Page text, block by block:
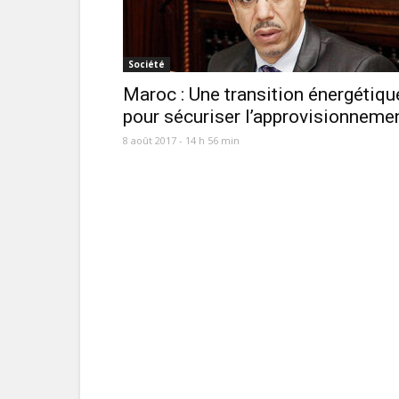
Société
Maroc : Une transition
pour sécuriser
8 août 2017 - 14 h 56 min